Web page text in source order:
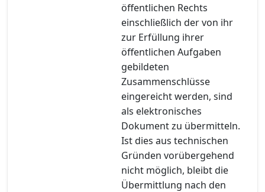
öffentlichen Rechts
einschließlich der von ihr
zur Erfüllung ihrer
öffentlichen Aufgaben
gebildeten
Zusammenschlüsse
eingereicht werden, sind
als elektronisches
Dokument zu übermitteln.
Ist dies aus technischen
Gründen vorübergehend
nicht möglich, bleibt die
Übermittlung nach den